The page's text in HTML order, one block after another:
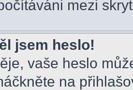
mezi
jsem heslo!
vaše heslo
na